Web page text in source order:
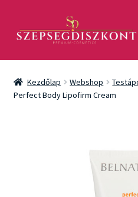
aa
Akció
Csomagok
Kezdőlap Webshop
Perfect Body Lipofirm Cream